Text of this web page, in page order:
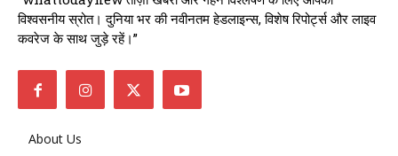
विश्वसनीय स्रोत। दुनिया भर की नवीनतम हेडलाइन्स, विशेष रिपोर्ट्स और लाइव
कवरेज के साथ जुड़े रहें।”
About Us